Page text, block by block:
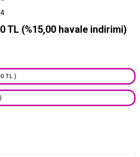
TL (%15,00 havale indirimi)
TL )